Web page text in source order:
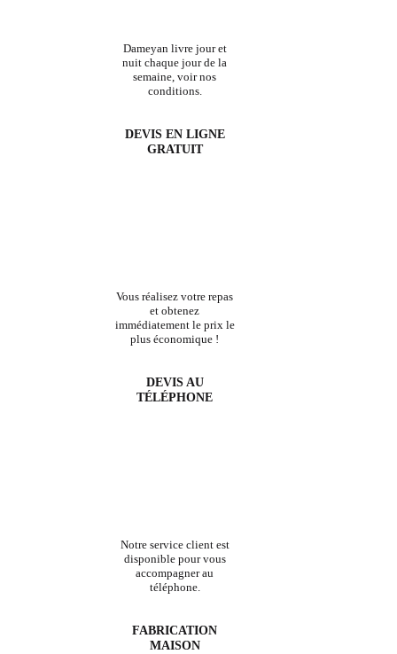
Dameyan livre jour et
nuit chaque jour de la
semaine, voir nos
conditions.
DEVIS EN LIGNE
GRATUIT
Vous réalisez votre repas
et obtenez
immédiatement le prix le
plus économique !
DEVIS AU
TÉLÉPHONE
Notre service client est
disponible pour vous
accompagner au
téléphone.
FABRICATION
MAISON